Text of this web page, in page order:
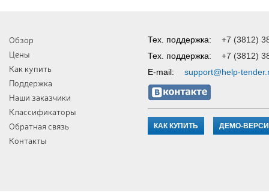
Обзор
Цены
Как купить
Поддержка
Наши заказчики
Классификаторы
Обратная связь
Контакты
Тех. поддержка:
+7 (3812)
Тех. поддержка:
+7 (3812)
E-mail:
support@help-
КАК КУПИТЬ ДЕМО-